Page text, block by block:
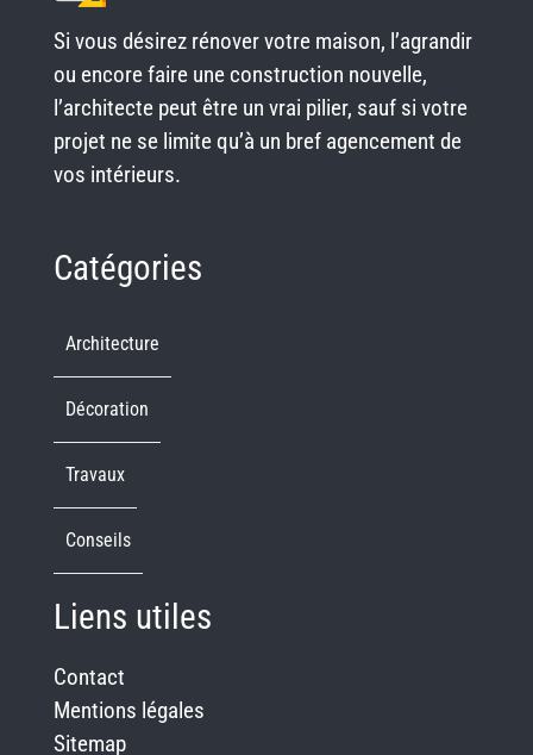
Si vous désirez rénover votre maison, l’agrandir
ou encore faire une construction nouvelle,
l’architecte peut être un vrai pilier, sauf si votre
projet ne se limite qu’à un bref agencement de
vos intérieurs.
Catégories
Architecture
Décoration
Travaux
Conseils
Liens utiles
Contact
Mentions légales
Sitemap